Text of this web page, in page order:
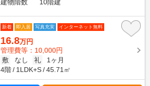
建物階数 10階建
新着 即入居 写真充実 インターネット無料
16.8万円
管理費等：10,000円
敷
なし 礼
1ヶ月
4階
1LDK+S 45.71㎡